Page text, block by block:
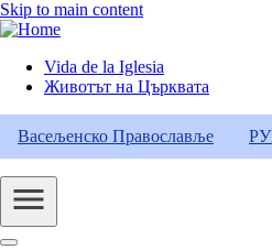
Skip to main content
Header
Category
Menu
Vida de la Iglesia
Животът на Църквата
Васељенско Православље